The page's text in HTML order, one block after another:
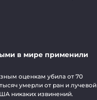
в мире применили
оценкам убила от 70
умерли от ран и лучевой
никаких извинений.